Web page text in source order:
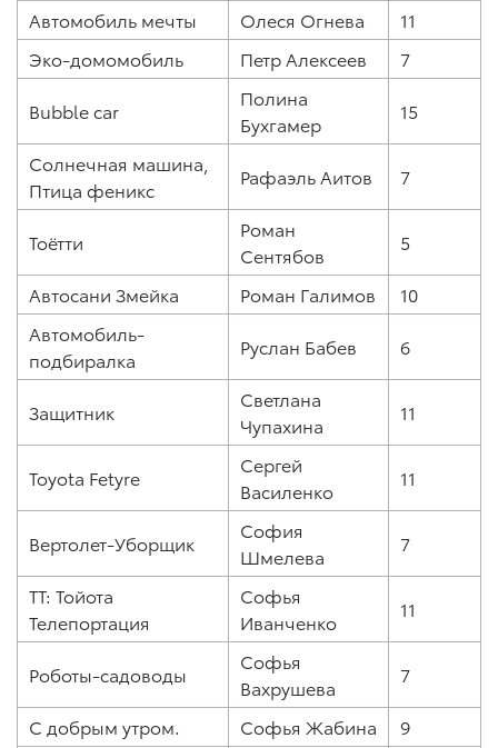
Автомобиль мечты Олеся Огнева
11
Эко-домомобиль
Петр Алексеев 7
Bubble car
Полина
Бухгамер
15
Солнечная машина,
Птица феникс
Рафаэль Аитов 7
Тоётти
Роман
Сентябов
5
Автосани Змейка Роман Галимов
10
Автомобиль-
подбиралка
Руслан Бабев 6
Защитник
Светлана
Чупахина
11
Toyota Fetyre
Сергей
Василенко
11
Вертолет-Уборщик
София
Шмелева
7
ТТ: Тойота
Телепортация
Софья
Иванченко
11
Роботы-садоводы
Софья
Вахрушева
7
С добрым утром. Софья Жабина 9